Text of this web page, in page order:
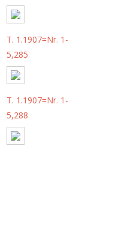
T. 1.1907=Nr. 1-
5,285
T. 1.1907=Nr. 1-
5,288